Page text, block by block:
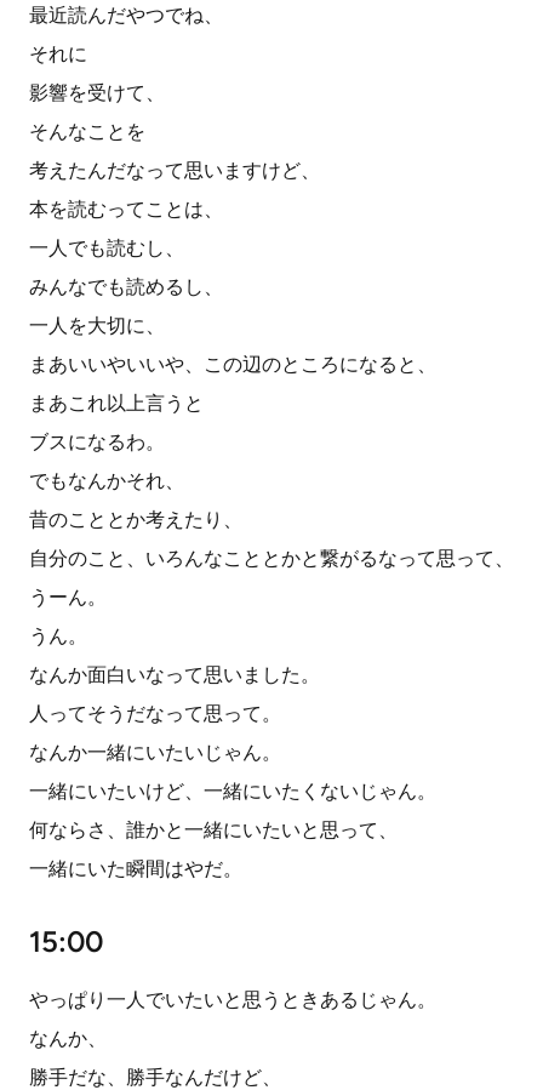
最近読んだやつでね、
それに
影響を受けて、
そんなことを
考えたんだなって思いますけど、
本を読むってことは、
一人でも読むし、
みんなでも読めるし、
一人を大切に、
まあいいやいいや、この辺のところになると、
まあこれ以上言うと
ブスになるわ。
でもなんかそれ、
昔のこととか考えたり、
自分のこと、いろんなこととかと繋がるなって思って、
うーん。
うん。
なんか面白いなって思いました。
人ってそうだなって思って。
なんか一緒にいたいじゃん。
一緒にいたいけど、一緒にいたくないじゃん。
何ならさ、誰かと一緒にいたいと思って、
一緒にいた瞬間はやだ。
15:00
やっぱり一人でいたいと思うときあるじゃん。
なんか、
勝手だな、勝手なんだけど、